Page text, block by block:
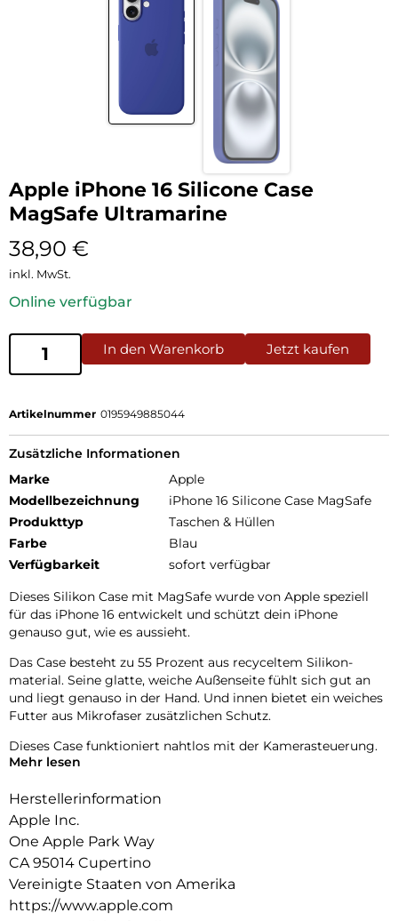
Apple iPhone 16 Silicone Case
MagSafe Ultramarine
38,90 €
inkl. MwSt.
Online verfügbar
In den Warenkorb Jetzt kaufen
Artikelnummer 0195949885044
Zusätzliche Informationen
Marke
Apple
Modellbezeichnung
iPhone 16 Silicone Case MagSafe
Produkttyp
Taschen & Hüllen
Farbe
Blau
Verfügbarkeit
sofort verfügbar
Dieses Silikon Case mit MagSafe wurde von Apple speziell
für das iPhone 16 entwickelt und schützt dein iPhone
genauso gut, wie es aussieht.
Das Case besteht zu 55 Prozent aus recyceltem Silikon­
material. Seine glatte, weiche Außenseite fühlt sich gut an
und liegt genauso in der Hand. Und innen bietet ein weiches
Futter aus Mikrofaser zusätzlichen Schutz.
Dieses Case funktioniert nahtlos mit der Kamerasteuerung.
Es kommt mit Saphirglas mit einer leitenden Schicht, die die
überträgt.
Mit integrierten Magneten, die sich perfekt am iPhone 16
ausrichten, hält das Case ganz einfach und sorgt für
schnelleres kabel­loses Laden. Lass dein iPhone beim Laden
einfach im Case und docke dein MagSafe Ladegerät an oder
leg es auf dein Qi2 oder Qi zertifiziertes Ladegerät.
Mehr lesen
Herstellerinformation
Apple Inc.
One Apple Park Way
CA 95014 Cupertino
Vereinigte Staaten von Amerika
https://www.apple.com